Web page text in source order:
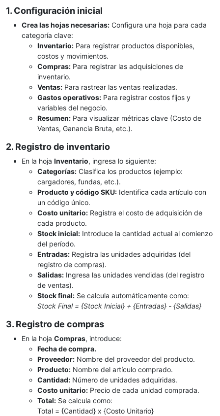
1. Configuración inicial
Crea las hojas necesarias: Configura una hoja para cada
categoría clave:
Inventario: Para registrar productos disponibles,
costos y movimientos.
Compras: Para registrar las adquisiciones de
inventario.
Ventas: Para rastrear las ventas realizadas.
Gastos operativos: Para registrar costos fijos y
variables del negocio.
Resumen: Para visualizar métricas clave (Costo de
Ventas, Ganancia Bruta, etc.).
2. Registro de inventario
En la hoja Inventario, ingresa lo siguiente:
Categorías: Clasifica los productos (ejemplo:
cargadores, fundas, etc.).
Producto y código SKU: Identifica cada artículo con
un código único.
Costo unitario: Registra el costo de adquisición de
cada producto.
Stock inicial: Introduce la cantidad actual al comienzo
del período.
Entradas: Registra las unidades adquiridas (del
registro de compras).
Salidas: Ingresa las unidades vendidas (del registro
de ventas).
Stock final: Se calcula automáticamente como:
Stock Final = {Stock Inicial} + {Entradas} - {Salidas}
3. Registro de compras
En la hoja Compras, introduce:
Fecha de compra.
Proveedor: Nombre del proveedor del producto.
Producto: Nombre del artículo comprado.
Cantidad: Número de unidades adquiridas.
Costo unitario: Precio de cada unidad comprada.
Total: Se calcula como:
Total = {Cantidad} x {Costo Unitario}